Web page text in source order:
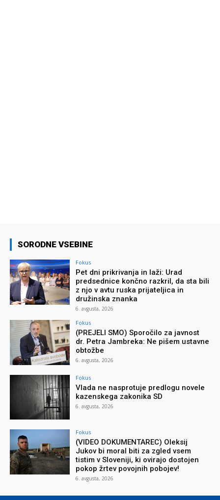
SORODNE VSEBINE
Fokus
Pet dni prikrivanja in laži: Urad
predsednice končno razkril, da sta bili
z njo v avtu ruska prijateljica in
družinska znanka
6. avgusta, 2026
Fokus
(PREJELI SMO) Sporočilo za javnost
dr. Petra Jambreka: Ne pišem ustavne
obtožbe
6. avgusta, 2026
Fokus
Vlada ne nasprotuje predlogu novele
kazenskega zakonika SD
6. avgusta, 2026
Fokus
(VIDEO DOKUMENTAREC) Oleksij
Jukov bi moral biti za zgled vsem
tistim v Sloveniji, ki ovirajo dostojen
pokop žrtev povojnih pobojev!
6. avgusta, 2026